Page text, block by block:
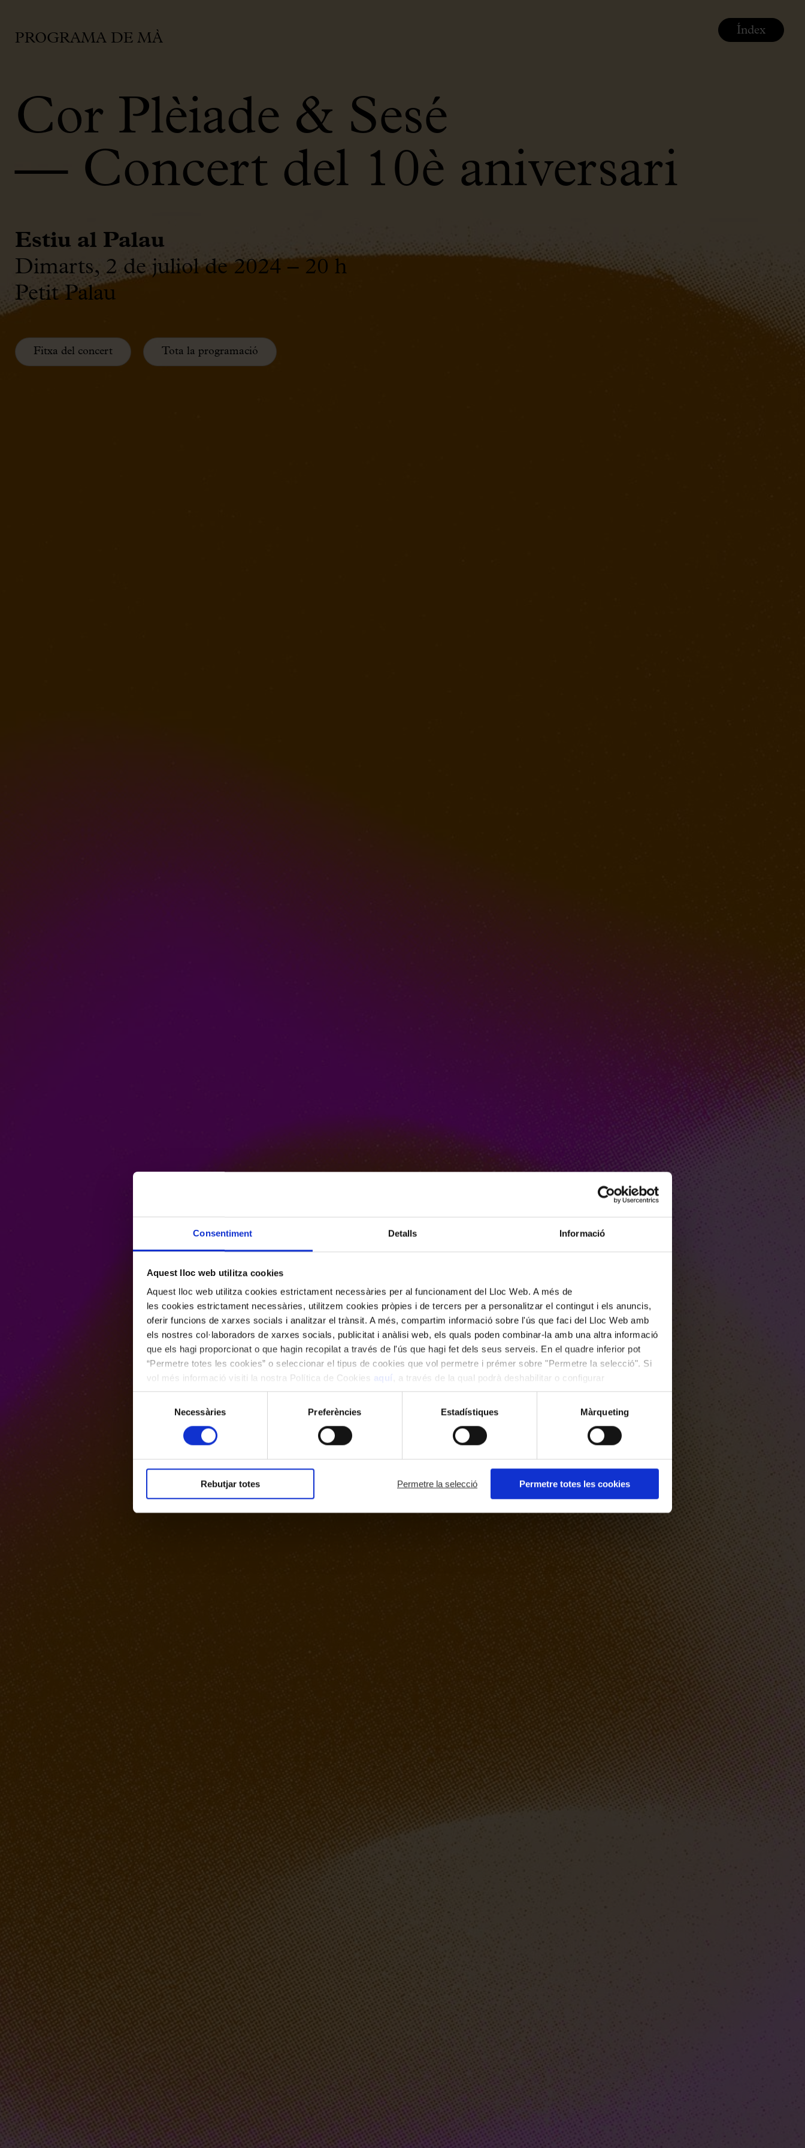
Consentiment Detalls Informació
Aquest lloc web utilitza cookies
Aquest lloc web utilitza cookies estrictament necessàries per al funcionament del Lloc Web. A més de
les cookies estrictament necessàries, utilitzem cookies pròpies i de tercers per a personalitzar el contingut i els anuncis,
oferir funcions de xarxes socials i analitzar el trànsit. A més, compartim informació sobre l'ús que faci del Lloc Web amb
els nostres col·laboradors de xarxes socials, publicitat i anàlisi web, els quals poden combinar-la amb una altra informació
que els hagi proporcionat o que hagin recopilat a través de l'ús que hagi fet dels seus serveis. En el quadre inferior pot
“Permetre totes les cookies” o seleccionar el tipus de cookies que vol permetre i prémer sobre "Permetre la selecció". Si
vol més informació visiti la nostra Política de Cookies aquí
, a través de la qual podrà deshabilitar o configurar
les cookies en qualsevol moment.
consentiment
Necessàries Preferències Estadístiques Màrqueting
Rebutjar totes Permetre la selecció Permetre totes les cookies
PROGRAMA DE MÀ
Cor Plèiade & Sesé
— Concert del 10è aniversari
Estiu al Palau
Dimarts, 2 de juliol de 2024 – 20 h
Petit Palau
Fitxa del concert Tota la programació
Índex